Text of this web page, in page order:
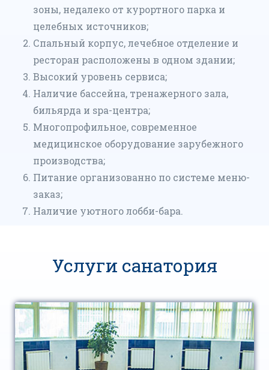
зоны, недалеко от курортного парка и
целебных источников;
Спальный корпус, лечебное отделение и
ресторан расположены в одном здании;
Высокий уровень сервиса;
Наличие бассейна, тренажерного зала,
бильярда и spa-центра;
Многопрофильное, современное
медицинское оборудование зарубежного
производства;
Питание организованно по системе меню-
заказ;
Наличие уютного лобби-бара.
Услуги санатория